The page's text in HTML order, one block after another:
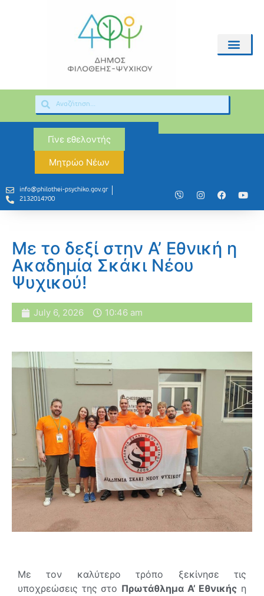
Γίνε εθελοντής
Μητρώο Νέων
info@philothei-psychiko.gov.gr
2132014700
Με το δεξί στην Α’ Εθνική η
Ακαδημία Σκάκι Νέου
Ψυχικού!
July 6, 2026 10:46 am
Με τον καλύτερο τρόπο ξεκίνησε τις
υποχρεώσεις της στο Πρωτάθλημα Α’ Εθνικής η